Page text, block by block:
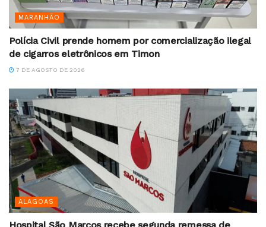
MARANHÃO
Polícia Civil prende homem por comercialização ilegal
de cigarros eletrônicos em Timon
7 DE AGOSTO DE 2026
ALAGOAS